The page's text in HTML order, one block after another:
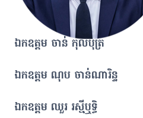
ឯកឧត្តម ចាន់ កុលបុត្រ
ឯកឧត្តម ណុប ចាន់ណារិន្ទ
ឯកឧត្តម ឈួរ រស្មីឬទ្ធិ